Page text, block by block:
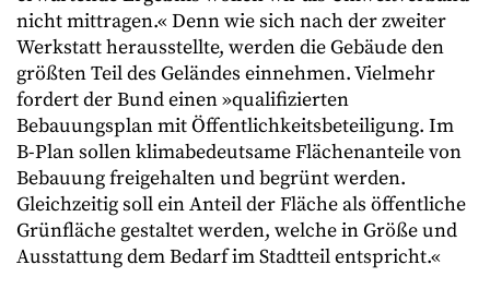
nicht mittragen.« Denn wie sich nach der zweiter
Werkstatt herausstellte, werden die Gebäude den
größten Teil des Geländes einnehmen. Vielmehr
fordert der Bund einen »qualifizierten
Bebauungsplan mit Öffentlichkeitsbeteiligung. Im
B-Plan sollen klimabedeutsame Flächenanteile von
Bebauung freigehalten und begrünt werden.
Gleichzeitig soll ein Anteil der Fläche als öffentliche
Grünfläche gestaltet werden, welche in Größe und
Ausstattung dem Bedarf im Stadtteil entspricht.«